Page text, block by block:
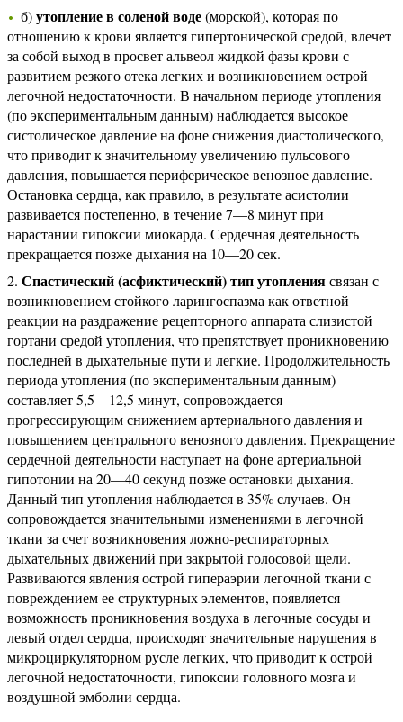
б)утопление в соленой воде(морской), которая по
отношению к крови является гипертонической средой, влечет
за собой выход в просвет альвеол жидкой фазы крови с
развитием резкого отека легких и возникновением острой
легочной недостаточности. В начальном периоде утопления
(по экспериментальным данным) наблюдается высокое
систолическое давление на фоне снижения диастолического,
что приводит к значительному увеличению пульсового
давления, повышается периферическое венозное давление.
Остановка сердца, как правило, в результате асистолии
развивается постепенно, в течение 7—8 минут при
нарастании гипоксии миокарда. Сердечная деятельность
прекращается позже дыхания на 10—20 сек.
2. Спастический (асфиктический) тип утоплениясвязан с
возникновением стойкого ларингоспазма как ответной
реакции на раздражение рецепторного аппарата слизистой
гортани средой утопления, что препятствует проникновению
последней в дыхательные пути и легкие. Продолжительность
периода утопления (по экспериментальным данным)
составляет 5,5—12,5 минут, сопровождается
прогрессирующим снижением артериального давления и
повышением центрального венозного давления. Прекращение
сердечной деятельности наступает на фоне артериальной
гипотонии на 20—40 секунд позже остановки дыхания.
Данный тип утопления наблюдается в 35% случаев. Он
сопровождается значительными изменениями в легочной
ткани за счет возникновения ложно-респираторных
дыхательных движений при закрытой голосовой щели.
Развиваются явления острой гипераэрии легочной ткани с
повреждением ее структурных элементов, появляется
возможность проникновения воздуха в легочные сосуды и
левый отдел сердца, происходят значительные нарушения в
микроциркуляторном русле легких, что приводит к острой
легочной недостаточности, гипоксии головного мозга и
воздушной эмболии сердца.